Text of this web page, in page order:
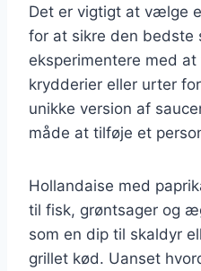
Det er vigtigt at vælge
for at sikre den bedste
eksperimentere med
krydderier eller urter
unikke version af
måde at tilføje et
Hollandaise med
til fisk, grøntsager og
som en dip til skaldyr
grillet kød. Uanset